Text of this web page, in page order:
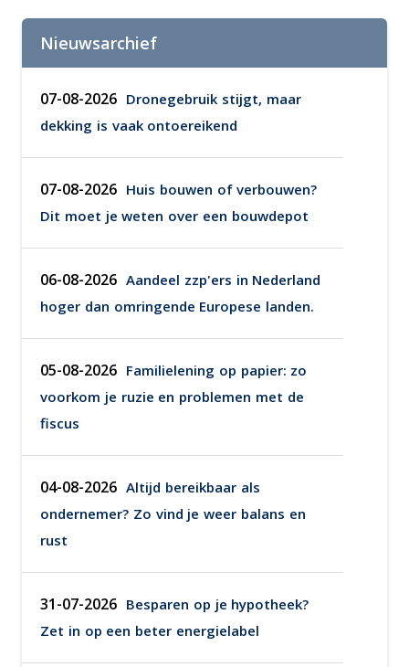
Nieuwsarchief
07-08-2026 Dronegebruik stijgt, maar
dekking is vaak ontoereikend
07-08-2026 Huis bouwen of verbouwen?
Dit moet je weten over een bouwdepot
06-08-2026 Aandeel zzp'ers in Nederland
hoger dan omringende Europese landen.
05-08-2026 Familielening op papier: zo
voorkom je ruzie en problemen met de
fiscus
04-08-2026 Altijd bereikbaar als
ondernemer? Zo vind je weer balans en
rust
31-07-2026 Besparen op je hypotheek?
Zet in op een beter energielabel